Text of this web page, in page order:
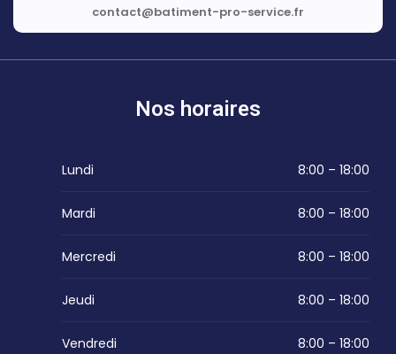
contact@batiment-pro-service.fr
Nos horaires
Lundi 8:00 – 18:00
Mardi 8:00 – 18:00
Mercredi 8:00 – 18:00
Jeudi 8:00 – 18:00
Vendredi 8:00 – 18:00